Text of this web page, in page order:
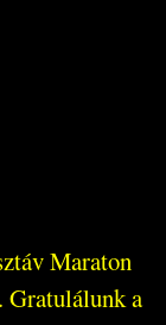
Maraton
Gratulálunk a